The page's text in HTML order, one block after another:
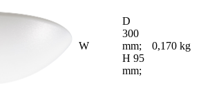
W
D
300
mm;
H 95
mm;
0,170 kg